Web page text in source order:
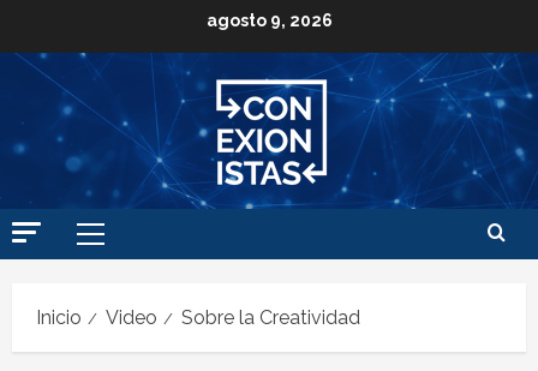
agosto 9, 2026
Inicio Video Sobre la Creatividad